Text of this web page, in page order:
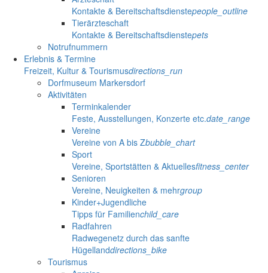
Kontakte & Bereitschaftsdienstepeople_outline
Tierärzteschaft
Kontakte & Bereitschaftsdienstepets
Notrufnummern
Erlebnis & Termine
Freizeit, Kultur & Tourismusdirections_run
Dorfmuseum Markersdorf
Aktivitäten
Terminkalender
Feste, Ausstellungen, Konzerte etc.date_range
Vereine
Vereine von A bis Zbubble_chart
Sport
Vereine, Sportstätten & Aktuellesfitness_center
Senioren
Vereine, Neuigkeiten & mehrgroup
Kinder+Jugendliche
Tipps für Familienchild_care
Radfahren
Radwegenetz durch das sanfte
Hügellanddirections_bike
Tourismus